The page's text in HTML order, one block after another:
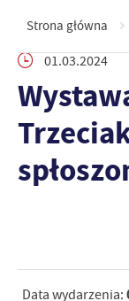
Strona główna
01.03.2024
Data wydarzenia: